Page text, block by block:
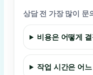
상담 전 가장 많이 문
비용은 어떻게
작업 시간은 어